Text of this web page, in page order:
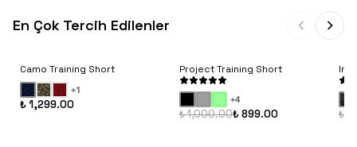
En Çok Tercih Edilenler
Camo Training Short
+1
₺ 1,299.00
Project Training Short
+4
₺ 1,000.00₺ 899.00 ₺